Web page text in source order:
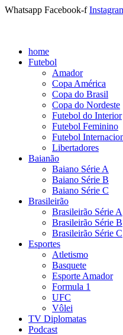
Whatsapp Facebook-f
home
Futebol
Amador
Copa América
Copa do Brasil
Copa do Nordeste
Futebol do Interior
Futebol Feminino
Futebol
Libertadores
Baianão
Baiano Série A
Baiano Série B
Baiano Série C
Brasileirão
Brasileirão Série A
Brasileirão Série B
Brasileirão Série C
Esportes
Atletismo
Basquete
Esporte Amador
Formula 1
UFC
Vôlei
TV Diplomatas
Podcast